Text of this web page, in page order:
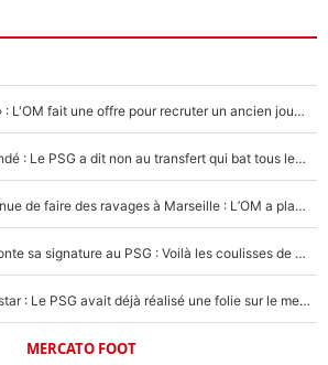
«C’est un très bon choix» : L'OM fait une offre pour recruter un ancien joueur du PSG... et c'est validé dans l'After Foot !
140M€ pour Yan Diomandé : Le PSG a dit non au transfert qui bat tous les records sur le mercato
La crise financière continue de faire des ravages à Marseille : L’OM a placé 12 joueurs sur le marché des transferts… et ça pourrait lui rapporter près de 100M€ !
Maghnes Akliouche raconte sa signature au PSG : Voilà les coulisses de son transfert de rêve à 50M€
250M€ pour signer une star : Le PSG avait déjà réalisé une folie sur le mercato bien avant Neymar !
MERCATO FOOT